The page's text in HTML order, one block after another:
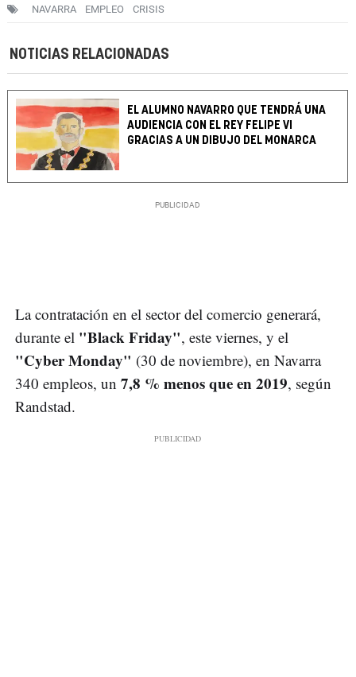
NAVARRA EMPLEO CRISIS
NOTICIAS RELACIONADAS
EL ALUMNO NAVARRO QUE TENDRÁ UNA
AUDIENCIA CON EL REY FELIPE VI
GRACIAS A UN DIBUJO DEL MONARCA
La contratación en el sector del comercio generará,
durante el "Black Friday", este viernes, y el
"Cyber Monday" (30 de noviembre), en Navarra
340 empleos, un 7,8 % menos que en 2019, según
Randstad.